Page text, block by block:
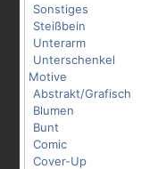
Sonstiges
Steißbein
Unterarm
Unterschenkel
Motive
Abstrakt/Grafisch
Blumen
Bunt
Comic
Cover-Up